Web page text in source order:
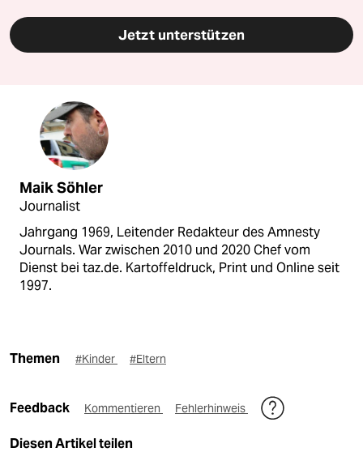
Jetzt unterstützen
Maik Söhler
Journalist
Jahrgang 1969, Leitender Redakteur des Amnesty
Journals. War zwischen 2010 und 2020 Chef vom
Dienst bei taz.de. Kartoffeldruck, Print und Online seit
1997.
Themen #Kinder #Eltern
Feedback Kommentieren Fehlerhinweis
Diesen Artikel teilen